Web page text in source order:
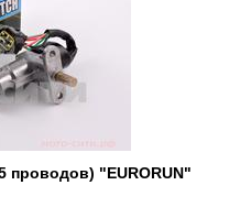
проводов) "EURORUN"